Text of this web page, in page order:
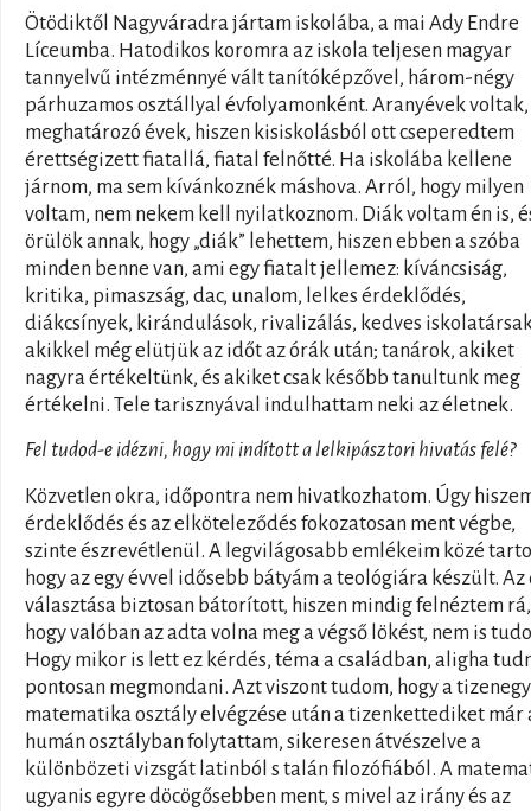
Ötödiktől Nagyváradra jártam iskolába, a mai Ady Endre
Líceumba. Hatodikos koromra az iskola teljesen magyar
tannyelvű intézménnyé vált tanítóképzővel, három-négy
párhuzamos osztállyal évfolyamonként. Aranyévek voltak,
meghatározó évek, hiszen kisiskolásból ott cseperedtem
érettségizett fiatallá, fiatal felnőtté. Ha iskolába kellene
járnom, ma sem kívánkoznék máshova. Arról, hogy milyen
voltam, nem nekem kell nyilatkoznom. Diák voltam én is,
örülök annak, hogy „diák” lehettem, hiszen ebben a szóba
minden benne van, ami egy fiatalt jellemez: kíváncsiság,
kritika, pimaszság, dac, unalom, lelkes érdeklődés,
diákcsínyek, kirándulások, rivalizálás, kedves
akikkel még elütjük az időt az órák után; tanárok, akiket
nagyra értékeltünk, és akiket csak később tanultunk meg
értékelni. Tele tarisznyával indulhattam neki az életnek.
Fel tudod-e idézni, hogy mi indított a lelkipásztori hivatás felé?
Közvetlen okra, időpontra nem hivatkozhatom. Úgy
érdeklődés és az elköteleződés fokozatosan ment végbe,
szinte észrevétlenül. A legvilágosabb emlékeim közé
hogy az egy évvel idősebb bátyám a teológiára készült. Az
választása biztosan bátorított, hiszen mindig felnéztem
hogy valóban az adta volna meg a végső lökést, nem is
Hogy mikor is lett ez kérdés, téma a családban, aligha
pontosan megmondani. Azt viszont tudom, hogy a
matematika osztály elvégzése után a tizenkettediket már
humán osztályban folytattam, sikeresen átvészelve a
különbözeti vizsgát latinból s talán filozófiából. A
ugyanis egyre döcögősebben ment, s mivel az irány és az